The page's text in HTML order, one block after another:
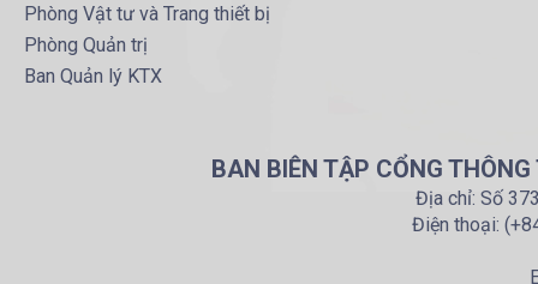
Phòng Vật tư và Trang thiết bị
Phòng Quản trị
Ban Quản lý KTX
BAN BIÊN TẬP CỔNG
Địa chỉ: Số
Điện thoại: